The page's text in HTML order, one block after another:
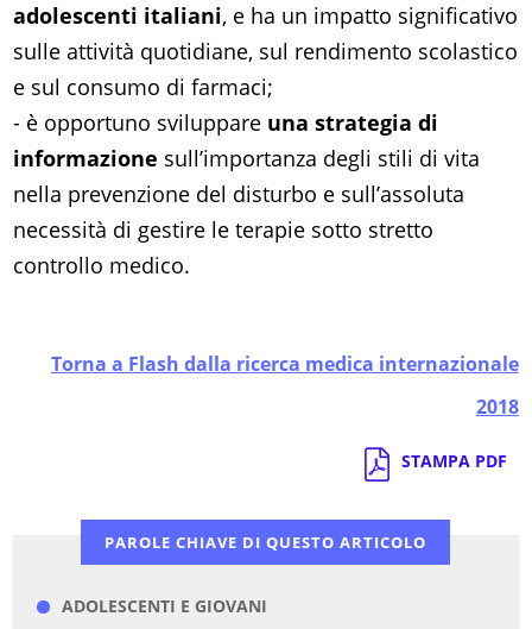
adolescenti italiani, e ha un impatto significativo
sulle attività quotidiane, sul rendimento scolastico
e sul consumo di farmaci;
- è opportuno sviluppare una strategia di
informazione sull’importanza degli stili di vita
nella prevenzione del disturbo e sull’assoluta
necessità di gestire le terapie sotto stretto
controllo medico.
Torna a Flash dalla ricerca medica internazionale
2018
STAMPA PDF
PAROLE CHIAVE DI QUESTO ARTICOLO
ADOLESCENTI E GIOVANI